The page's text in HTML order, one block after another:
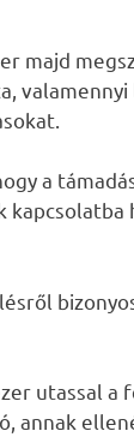
majd
a
utassal a
annak